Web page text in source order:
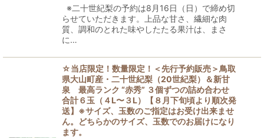
※二十世紀梨の予約は8月16日（日）で締め切
らせていただきます。上品な甘さ、繊細な肉
質、調和のとれた味やしたたる果汁は、まさ
に…
☆当店限定！数量限定！＜先行予約販売＞鳥取
県大山町産・二十世紀梨（20世紀梨）＆新甘
泉 最高ランク “赤秀” ３個ずつの詰め合わせ
合計６玉（４L〜３L）【８月下旬頃より順次発
送】※サイズ、玉数のご指定はお受け出来ませ
ん。どちらかのサイズ、玉数でのお届けになり
ます。